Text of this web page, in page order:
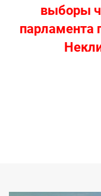
выборы
парламента